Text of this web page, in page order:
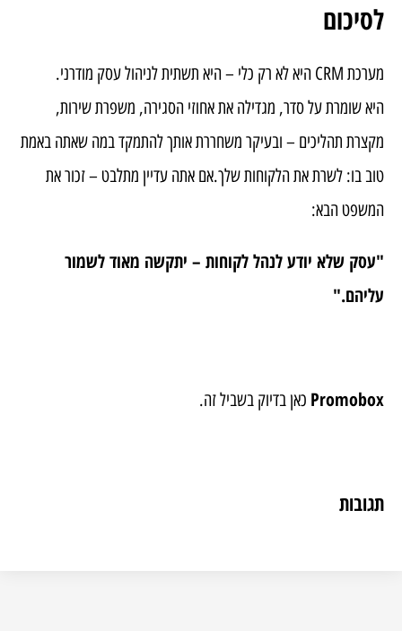
לסיכום
מערכת CRM היא לא רק כלי – היא תשתית לניהול עסק מודרני.
היא שומרת על סדר, מגדילה את אחוזי הסגירה, משפרת שירות,
מקצרת תהליכים – ובעיקר משחררת אותך להתמקד במה שאתה באמת
טוב בו: לשרת את הלקוחות שלך.אם אתה עדיין מתלבט – זכור את
המשפט הבא:
"עסק שלא יודע לנהל לקוחות – יתקשה מאוד לשמור
עליהם."
Promobox כאן בדיוק בשביל זה.
תגובות